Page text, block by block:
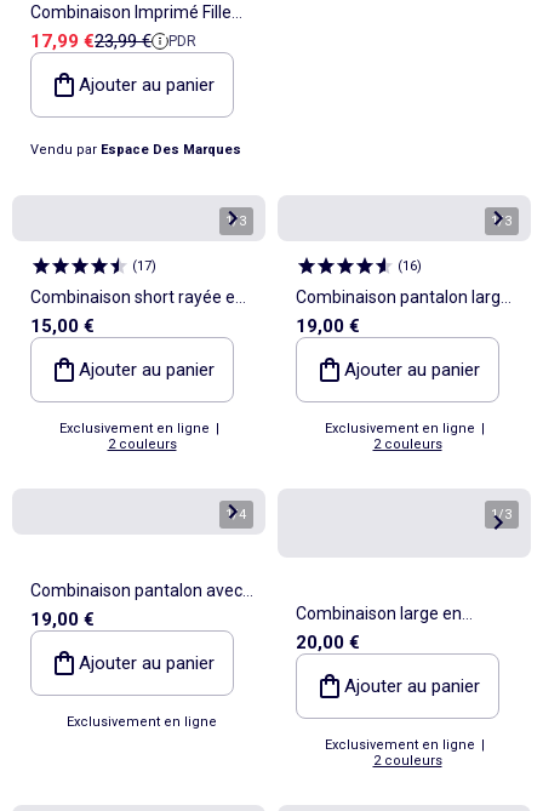
Combinaison Imprimé Fille
Name it
Prix de vente
17,99 €Prix de référence
23,99 € PDR
Ajouter au panier
Vendu par Espace Des Marques
1/3
(17)
Combinaison short rayée en
seersucker
15,00 €
Ajouter au panier
Exclusivement en ligne |
2 couleurs
1/3
(16)
Combinaison pantalon large
à manches courtes
19,00 €
Ajouter au panier
Exclusivement en ligne |
2 couleurs
1/4
Combinaison pantalon avec
volants
19,00 €
Ajouter au panier
Exclusivement en ligne
1/3
Combinaison large en
broderie anglaise volantée
coton
20,00 €
Ajouter au panier
Exclusivement en ligne |
2 couleurs